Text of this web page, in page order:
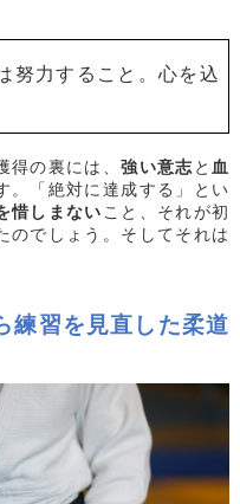
努力すること。心を込
得の裏には、強い意志 と 血
。「絶対に達成する」とい
惜しまない こと、それが初
のでしょう。そしてそれは
練習を見直した柔道